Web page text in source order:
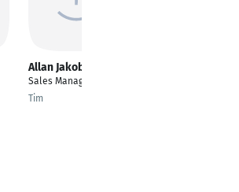
Allan Jakobsen
Sales Manager Nordic
Tim